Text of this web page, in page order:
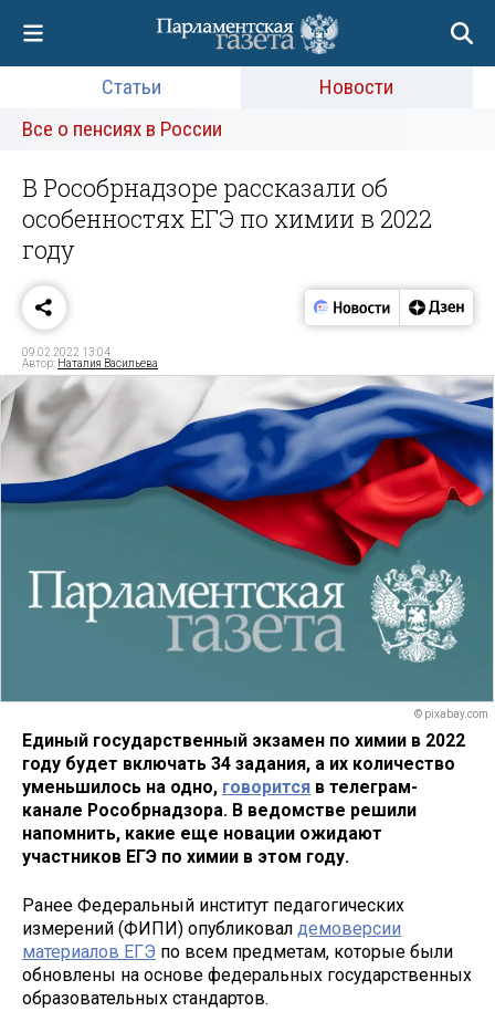
Статьи
Новости
Все о пенсиях в России
В Рособрнадзоре рассказали об
особенностях ЕГЭ по химии в 2022
году
09.02.2022 13:04
Автор: Наталия Васильева
© pixabay.com
Единый государственный экзамен по химии в 2022
году будет включать 34 задания, а их количество
уменьшилось на одно, говорится в телеграм-
канале Рособрнадзора. В ведомстве решили
напомнить, какие еще новации ожидают
участников ЕГЭ по химии в этом году.
Ранее Федеральный институт педагогических
измерений (ФИПИ) опубликовал демоверсии
материалов ЕГЭ по всем предметам, которые были
обновлены на основе федеральных государственных
образовательных стандартов.